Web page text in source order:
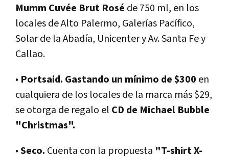
Mumm Cuvée Brut Rosé de 750 ml, en los
locales de Alto Palermo, Galerías Pacífico,
Solar de la Abadía, Unicenter y Av. Santa Fe y
Callao.
• Portsaid. Gastando un mínimo de $300 en
cualquiera de los locales de la marca más $29,
se otorga de regalo el CD de Michael Bubble
"Christmas".
•Seco. Cuenta con la propuesta "T-shirt X-